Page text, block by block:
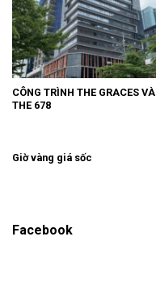
CÔNG TRÌNH THE GRACES VÀ
THE 678
Giờ vàng giá sốc
Facebook